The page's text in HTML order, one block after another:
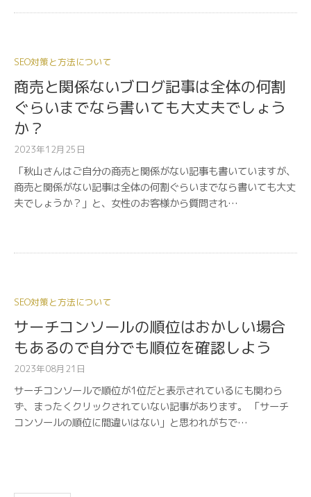
SEO対策と方法について
商売と関係ないブログ記事は全体の何割
ぐらいまでなら書いても大丈夫でしょう
か？
2023年12月25日
「秋山さんはご自分の商売と関係がない記事も書いていますが、
商売と関係がない記事は全体の何割ぐらいまでなら書いても大丈
夫でしょうか？」と、女性のお客様から質問され…
SEO対策と方法について
サーチコンソールの順位はおかしい場合
もあるので自分でも順位を確認しよう
2023年08月21日
サーチコンソールで順位が1位だと表示されているにも関わら
ず、まったくクリックされていない記事があります。 「サーチ
コンソールの順位に間違いはない」と思われがちで…